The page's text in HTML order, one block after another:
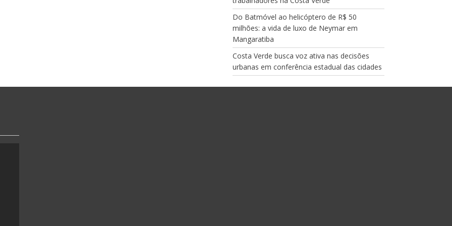
Do Batmóvel ao helicóptero de R$ 50
milhões: a vida de luxo de Neymar em
Mangaratiba
Costa Verde busca voz ativa nas decisões
urbanas em conferência estadual das cidades